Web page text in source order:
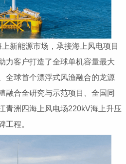
新能源市场，承接海上风电项目
力客户打造了全球单机容量最大
全球首个漂浮式风渔融合的龙源
融合全研究与示范项目、全国同
青洲四海上风电场220kV海上升压
工程。